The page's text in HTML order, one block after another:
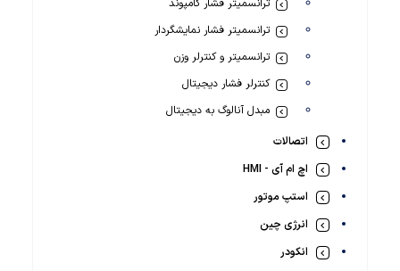
ترانسمیتر فشار کامپوند
ترانسمیتر فشار نمایشگردار
ترانسمیتر و کنترلر وزن
کنترلر فشار دیجیتال
مبدل آنالوگ به دیجیتال
اتصالات
اچ ام آی - HMI
استپ موتور
انرژی چین
انکودر